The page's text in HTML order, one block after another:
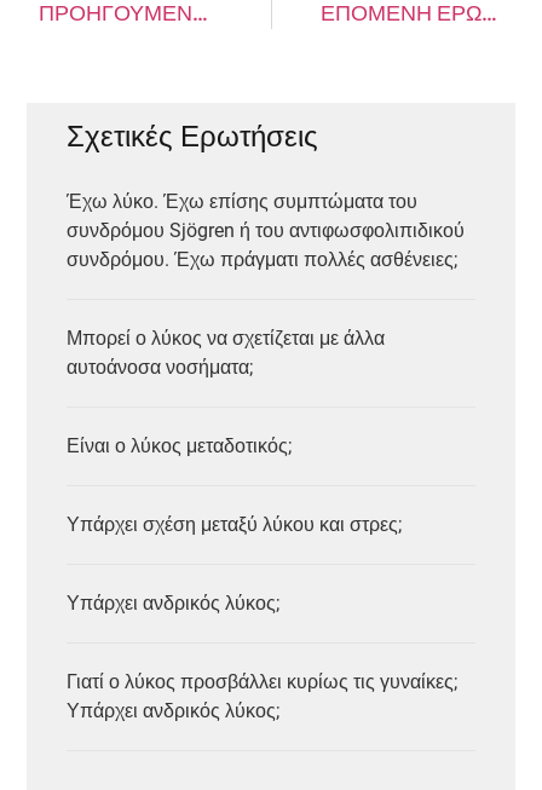
ΠΡΟΗΓΟΎΜΕΝΗ ΕΡΏΤΗΣΗ ΕΠΌΜΕΝΗ ΕΡΏΤΗΣΗ
Σχετικές Ερωτήσεις
Έχω λύκο. Έχω επίσης συμπτώματα του
συνδρόμου Sjögren ή του αντιφωσφολιπιδικού
συνδρόμου. Έχω πράγματι πολλές ασθένειες;
Μπορεί ο λύκος να σχετίζεται με άλλα
αυτοάνοσα νοσήματα;
Είναι ο λύκος μεταδοτικός;
Υπάρχει σχέση μεταξύ λύκου και στρες;
Υπάρχει ανδρικός λύκος;
Γιατί ο λύκος προσβάλλει κυρίως τις γυναίκες;
Υπάρχει ανδρικός λύκος;